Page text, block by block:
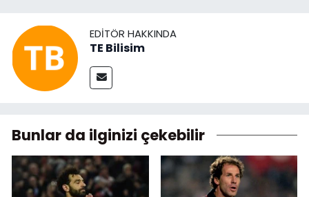
EDITÖR HAKKINDA
TE Bilisim
Bunlar da ilginizi çekebilir